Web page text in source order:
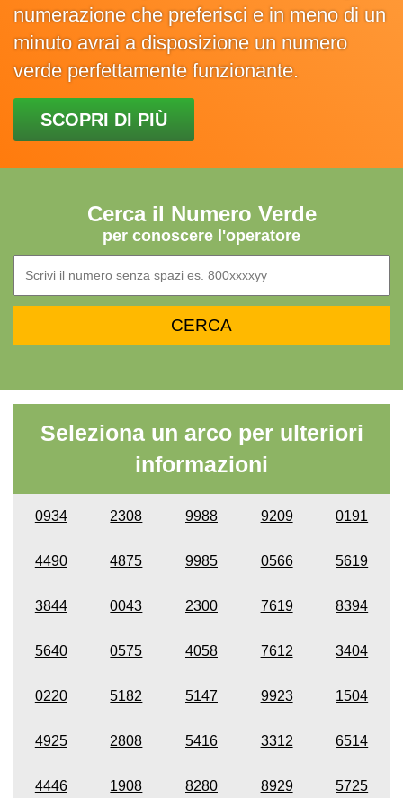
numerazione che preferisci e in meno di un
minuto avrai a disposizione un numero
verde perfettamente funzionante.
SCOPRI DI PIÙ
Cerca il Numero Verde
per conoscere l'operatore
Seleziona un arco per ulteriori
informazioni
0934 2308 9988 9209 0191
4490 4875 9985 0566 5619
3844 0043 2300 7619 8394
5640 0575 4058 7612 3404
0220 5182 5147 9923 1504
4925 2808 5416 3312 6514
4446 1908 8280 8929 5725